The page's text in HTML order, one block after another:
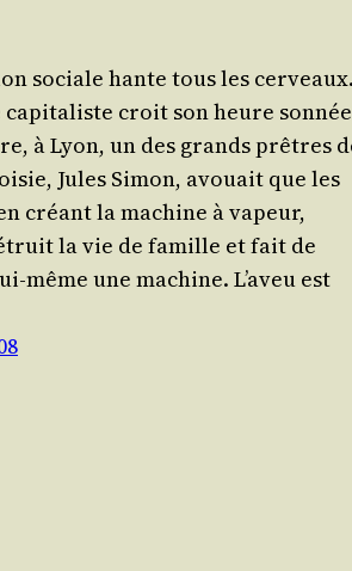
sociale hante tous les cer­veaux.
capi­ta­liste croit son heure
à Lyon, un des grands prêtres
Jules Simon, avouait que les
créant la machine à vapeur,
la vie de famille et fait de
même une machine. L’a­veu est